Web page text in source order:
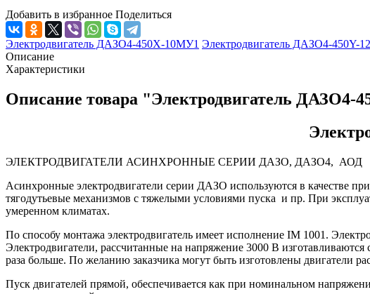
Добавить в избранное Поделиться
Электродвигатель ДАЗО4-450Х-10МУ1 Электродвигатель ДАЗО4-450Y-
Описание
Характеристики
Описание товара "Электродвигатель ДАЗО4-
ЭЛЕКТРОДВИГАТЕЛИ АСИНХРОННЫЕ СЕРИИ ДАЗО, ДАЗО4, АОД
Асинхронные электродвигатели серии ДАЗО используются в качестве
тягодутьевые механизмов с тяжелыми условиями пуска и пр. При
умеренном климатах.
По способу монтажа электродвигатель имеет исполнение IM 1001.
Электродвигатели, рассчитанные на напряжение 3000 В
раза больше. По желанию заказчика могут быть изготовлены двигатели
Пуск двигателей прямой, обеспечивается как при номинальном